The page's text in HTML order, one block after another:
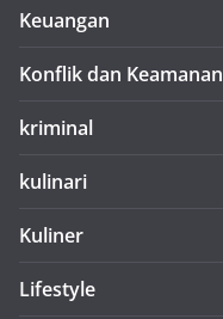
Keuangan
Konflik dan Keamanan
kriminal
kulinari
Kuliner
Lifestyle